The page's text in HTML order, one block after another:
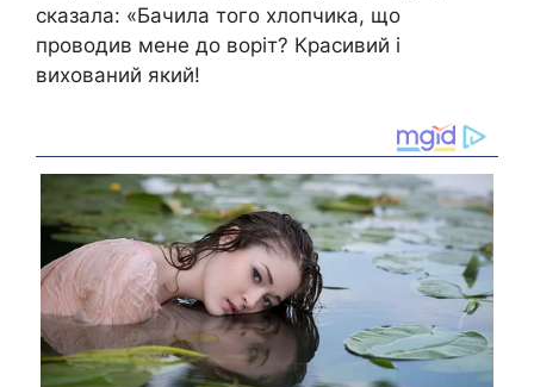
сказала: «Бачила того хлопчика, що
проводив мене до воріт? Красивий і
вихований який!